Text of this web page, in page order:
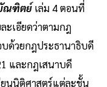
ณฑิตย์ เล่ม 4 ตอนที่
ะเอียดว่าตามกฎ
ด้วยกฎประธานาธิบดี
และกฎเสนาบดี
ยนนิติศาสตร์แต่ละชั้น